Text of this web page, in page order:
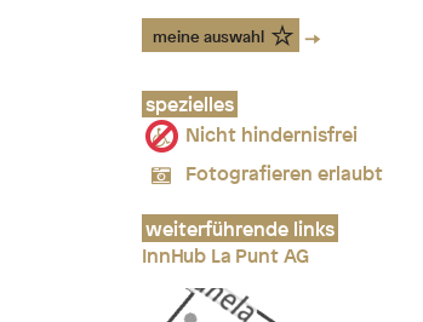
meine auswahl
spezielles
Nicht hindernisfrei
Fotografieren erlaubt
weiterführende links
InnHub La Punt AG